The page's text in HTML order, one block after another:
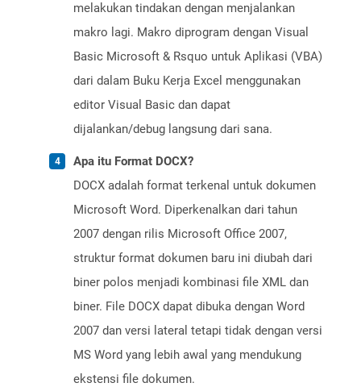
melakukan tindakan dengan menjalankan
makro lagi. Makro diprogram dengan Visual
Basic Microsoft & Rsquo untuk Aplikasi (VBA)
dari dalam Buku Kerja Excel menggunakan
editor Visual Basic dan dapat
dijalankan/debug langsung dari sana.
Apa itu Format DOCX?
DOCX adalah format terkenal untuk dokumen
Microsoft Word. Diperkenalkan dari tahun
2007 dengan rilis Microsoft Office 2007,
struktur format dokumen baru ini diubah dari
biner polos menjadi kombinasi file XML dan
biner. File DOCX dapat dibuka dengan Word
2007 dan versi lateral tetapi tidak dengan versi
MS Word yang lebih awal yang mendukung
ekstensi file dokumen.